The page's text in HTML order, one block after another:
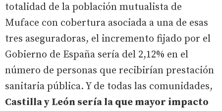
totalidad de la población mutualista de
Muface con cobertura asociada a una de esas
tres aseguradoras, el incremento fijado por el
Gobierno de España sería del 2,12% en el
número de personas que recibirían prestación
sanitaria pública. Y de todas las comunidades,
Castilla y León sería la que mayor impacto